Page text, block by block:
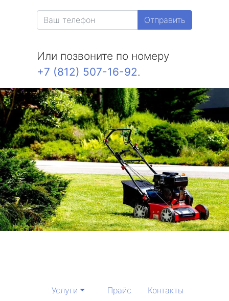
Отправить
Или позвоните по номеру
+7 (812) 507-16-92.
Услуги Прайс Контакты